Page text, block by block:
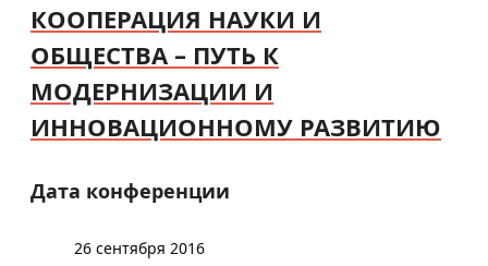
КООПЕРАЦИЯ НАУКИ И
ОБЩЕСТВА – ПУТЬ К
МОДЕРНИЗАЦИИ И
ИННОВАЦИОННОМУ РАЗВИТИЮ
Дата конференции
26 сентября 2016